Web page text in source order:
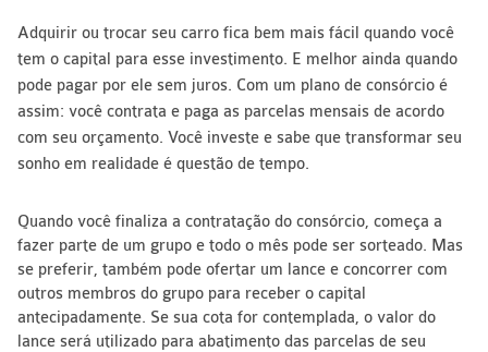
Adquirir ou trocar seu carro fica bem mais fácil quando você
tem o capital para esse investimento. E melhor ainda quando
pode pagar por ele sem juros. Com um plano de consórcio é
assim: você contrata e paga as parcelas mensais de acordo
com seu orçamento. Você investe e sabe que transformar seu
sonho em realidade é questão de tempo.
Quando você finaliza a contratação do consórcio, começa a
fazer parte de um grupo e todo o mês pode ser sorteado. Mas
se preferir, também pode ofertar um lance e concorrer com
outros membros do grupo para receber o capital
antecipadamente. Se sua cota for contemplada, o valor do
lance será utilizado para abatimento das parcelas de seu